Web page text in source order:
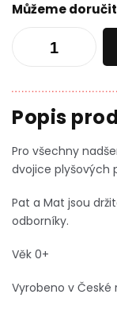
Můžeme
Pro všechny
dvojice plyšových
Pat a Mat jsou
odborníky.
Věk 0+
Vyrobeno v České